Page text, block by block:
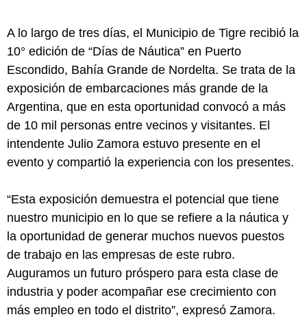
A lo largo de tres días, el Municipio de Tigre recibió la
10° edición de “Días de Náutica” en Puerto
Escondido, Bahía Grande de Nordelta. Se trata de la
exposición de embarcaciones más grande de la
Argentina, que en esta oportunidad convocó a más
de 10 mil personas entre vecinos y visitantes. El
intendente Julio Zamora estuvo presente en el
evento y compartió la experiencia con los presentes.
“Esta exposición demuestra el potencial que tiene
nuestro municipio en lo que se refiere a la náutica y
la oportunidad de generar muchos nuevos puestos
de trabajo en las empresas de este rubro.
Auguramos un futuro próspero para esta clase de
industria y poder acompañar ese crecimiento con
más empleo en todo el distrito”, expresó Zamora.